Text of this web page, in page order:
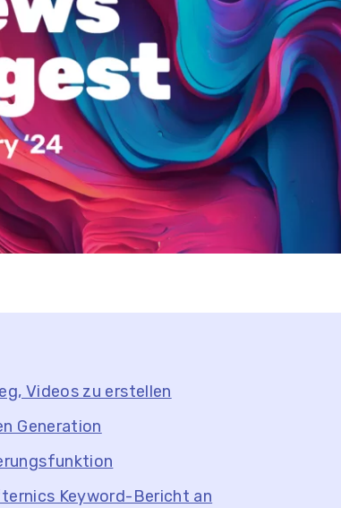
Videos zu erstellen
Generation
Keyword-Bericht an